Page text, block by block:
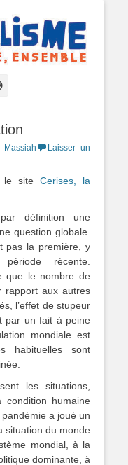
Massiah
Laisser un
le site Cerises, la
définition une
question globale.
pas la première, y
récente.
que le nombre de
rapport aux autres
l’effet de stupeur
par un fait à peine
mondiale est
habituelles sont
les situations,
humaine
a joué un
situation du monde
mondial, à la
dominante, à